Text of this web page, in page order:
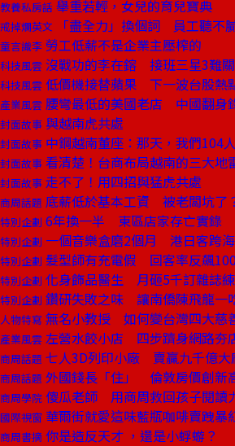
教養私房話 舉重若輕，女兒的育兒寶典
戒掉爛英文 「盡全力」換個詞 員工聽不
童言識李 勞工低薪不是企業主壓榨的
科技風雲 沒戰功的李在鎔 接班三星3難關
科技風雲 低價機接替蘋果 下一波台股熱
產業風雲 腰彎最低的美國老店 中國翻身
封面故事 與越南虎共處
封面故事 中鋼越南董座：那天，我們104
封面故事 看清楚！台商布局越南的三大地
封面故事 走不了！用四招與猛虎共處
商周話題 底薪低於基本工資 被老闆坑了
特別企劃 6年換一半 東區店家存亡實錄
特別企劃 一個音樂盒磨2個月 港日客跨
特別企劃 髮型師有充電假 回客率反飆
特別企劃 化身飾品醫生 月砸5千訂雜誌
特別企劃 鑽研失敗之味 讓南僑陳飛龍一
人物特寫 無名小教授 如何變台灣四大慈
產業風雲 左營水餃小店 四步躋身網路夯
商周話題 七人3D列印小廠 賣贏九千億大
商周話題 外國錢長「住」 倫敦房價創新
商周學院 傻瓜老師 用商周救回孩子閱讀
國際視窗 華爾街就愛這味藍瓶咖啡賣跩暴
商周書摘 你是造反天才 ，還是小蜉蝣？